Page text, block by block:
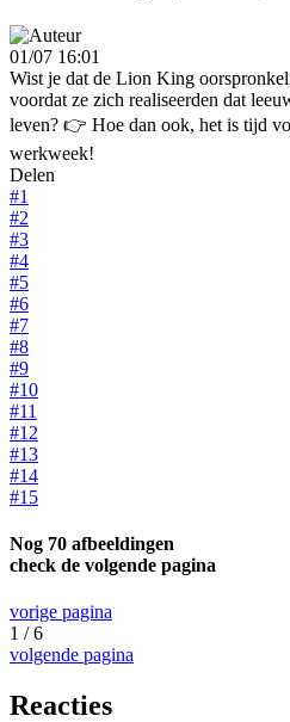
01/07 16:01
Wist je dat de Lion King
voordat ze zich realiseerden dat
leven? 👉 Hoe dan ook, het is tijd
werkweek!
Delen
#1
#2
#3
#4
#5
#6
#7
#8
#9
#10
#11
#12
#13
#14
#15
Nog 70 afbeeldingen
check de volgende pagina
vorige pagina
1 / 6
volgende pagina
Reacties